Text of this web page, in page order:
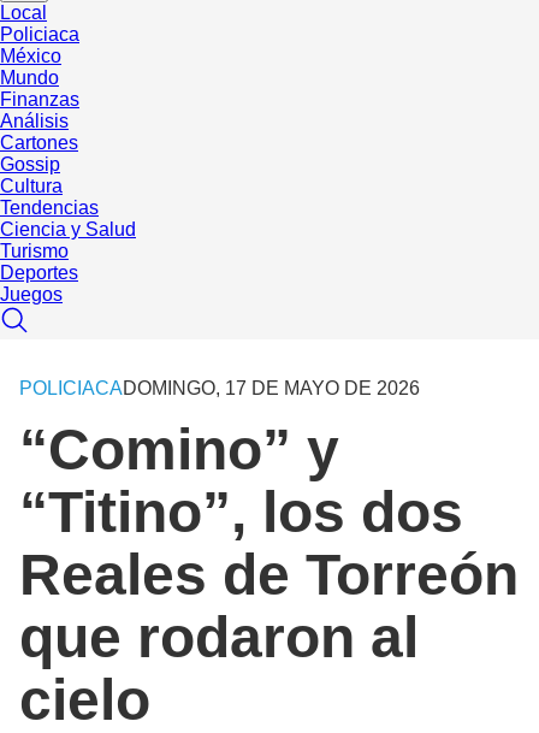
Local
Policiaca
México
Mundo
Finanzas
Análisis
Cartones
Gossip
Cultura
Tendencias
Ciencia y Salud
Turismo
Deportes
Juegos
POLICIACADOMINGO, 17 DE MAYO DE 2026
“Comino” y
“Titino”, los dos
Reales de Torreón
que rodaron al
cielo